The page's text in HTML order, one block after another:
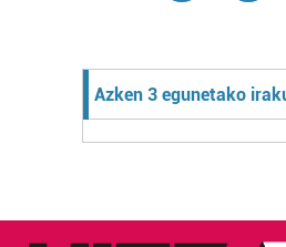
Azken 3 egunetako